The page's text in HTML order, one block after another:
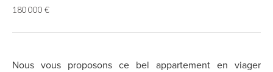
180 000 €
Nous vous proposons ce bel appartement en viager